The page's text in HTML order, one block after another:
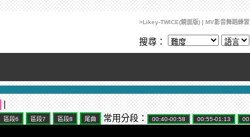
>Likey-TWICE(鏡面版) | MV影音舞蹈練習
搜尋：
|
常用分段：